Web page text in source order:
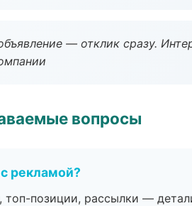
— отклик сразу.
вопросы
рекламой?
топ-позиции, рассылки —